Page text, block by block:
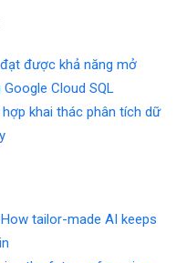
được khả năng mở
Cloud SQL
khai thác phân tích dữ
tailor-made AI keeps